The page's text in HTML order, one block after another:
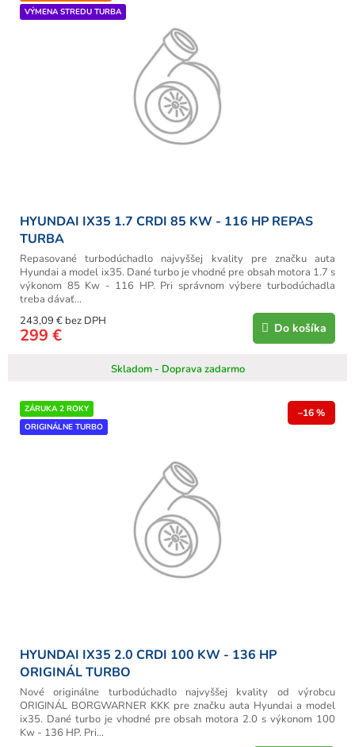
VÝMENA STREDU TURBA
HYUNDAI IX35 1.7 CRDI 85 KW - 116 HP REPAS
TURBA
Skladom - Doprava zadarmo
243,09 € bez DPH
299 € Do košíka
Repasované turbodúchadlo najvyššej kvality pre značku auta
Hyundai a model ix35. Dané turbo je vhodné pre obsah motora 1.7 s
výkonom 85 Kw - 116 HP. Pri správnom výbere turbodúchadla
treba dávať...
ZÁRUKA 2 ROKY
ORIGINÁLNE TURBO
–16 %
HYUNDAI IX35 2.0 CRDI 100 KW - 136 HP
ORIGINÁL TURBO
Nové originálne turbodúchadlo najvyššej kvality od výrobcu
ORIGINÁL BORGWARNER KKK pre značku auta Hyundai a model
ix35. Dané turbo je vhodné pre obsah motora 2.0 s výkonom 100
Kw - 136 HP. Pri...